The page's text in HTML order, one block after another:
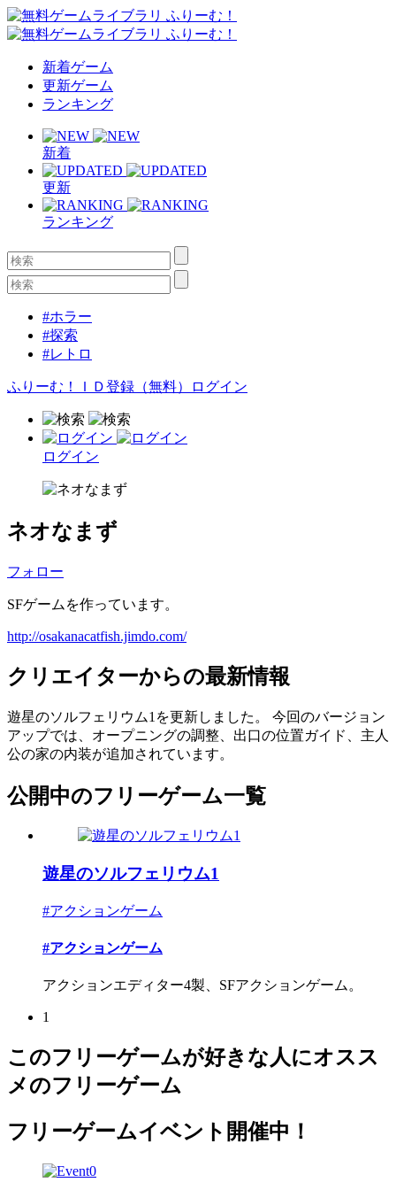
新着ゲーム
更新ゲーム
ランキング
新着
更新
ランキング
#ホラー
#探索
#レトロ
ふりーむ！ＩＤ登録（無料） ログイン
ログイン
ネオなまず
フォロー
SFゲームを作っています。
http://osakanacatfish.jimdo.com/
クリエイターからの最新情報
遊星のソルフェリウム1を更新しました。 今回のバージョン
アップでは、オープニングの調整、出口の位置ガイド、主人
公の家の内装が追加されています。
公開中のフリーゲーム一覧
遊星のソルフェリウム1
#アクションゲーム
#アクションゲーム
アクションエディター4製、SFアクションゲーム。
1
このフリーゲームが好きな人にオスス
メのフリーゲーム
フリーゲームイベント開催中！